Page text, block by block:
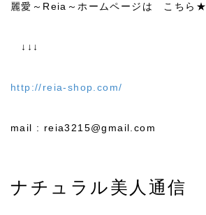
麗愛～Reia～ホームページは こちら★
↓↓↓
http://reia-shop.com/
mail : reia3215@gmail.com
ナチュラル美人通信